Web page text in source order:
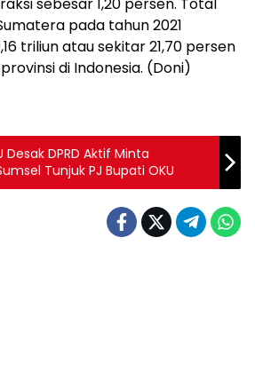
pada tahun 2021
triliun atau sekitar 21,70 persen
di Indonesia. (Doni)
Desak DPRD Aktif Minta
Tunjuk PJ Bupati OKU